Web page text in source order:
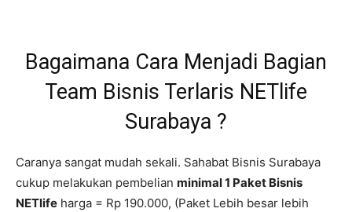
Bagaimana Cara Menjadi Bagian
Team Bisnis Terlaris NETlife
Surabaya ?
Caranya sangat mudah sekali. Sahabat Bisnis Surabaya
cukup melakukan pembelian minimal 1 Paket Bisnis
NETlife harga = Rp 190.000, (Paket Lebih besar lebih